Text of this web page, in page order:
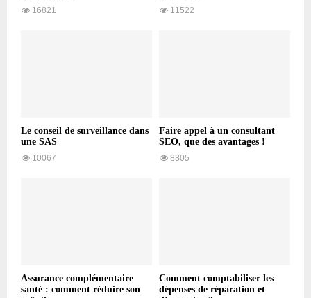
16821 11522
Le conseil de surveillance dans
une SAS
10067
Faire appel à un consultant
SEO, que des avantages !
8805
Assurance complémentaire
santé : comment réduire son
Comment comptabiliser les
dépenses de réparation et